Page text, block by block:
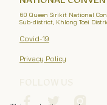
60 Queen Sirikit National
Sub-district, Khlong Toei
Covid-19
Privacy Policy